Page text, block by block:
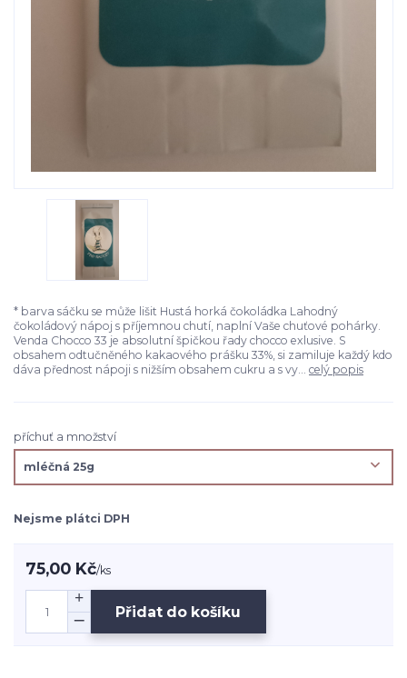
* barva sáčku se může lišit Hustá horká čokoládka Lahodný
čokoládový nápoj s příjemnou chutí, naplní Vaše chuťové pohárky.
Venda Chocco 33 je absolutní špičkou řady chocco exlusive. S
obsahem odtučněného kakaového prášku 33%, si zamiluje každý kdo
dáva přednost nápoji s nižším obsahem cukru a s vy... celý popis
příchuť a množství
Nejsme plátci DPH
75,00 Kč/ks
Přidat do košíku